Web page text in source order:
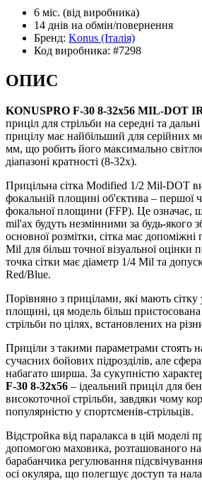
6 міс. (від виробника)
14 днів на обмін/повернення
Бренд: Konus (Італія)
Код виробника: #7298
ОПИС
KONUSPRO F-30 8-32x56 MIL-DOT
приціл для стрільби на середні та
прицілу має найбільший для серійних
мм, що робить його максимально
діапазоні кратності (8-32x).
Прицільна сітка Modified 1/2 Mil-DOT
фокальній площині об'єктива – першої
фокальної площини (FFP). Це означає,
mil'ах будуть незмінними за будь-якого
основної розмітки, сітка має
Mil для більш точної візуальної оцінки
точка сітки має діаметр 1/4 Mil та
Red/Blue.
Порівняно з прицілами, які мають сітку
площині, ця модель більш
стрільби по цілях, встановлених на
Приціли з такими параметрами стоять
сучасних бойових підрозділів, але
набагато ширша. За сукупністю
F-30 8-32x56 – ідеальний приціл для
високоточної стрільби, завдяки чому
популярністю у спортсменів-стрільців.
Відстройка від паралакса в цій моделі
допомогою маховика, розташованого на
барабанчика регулювання
осі окуляра, що полегшує доступ та